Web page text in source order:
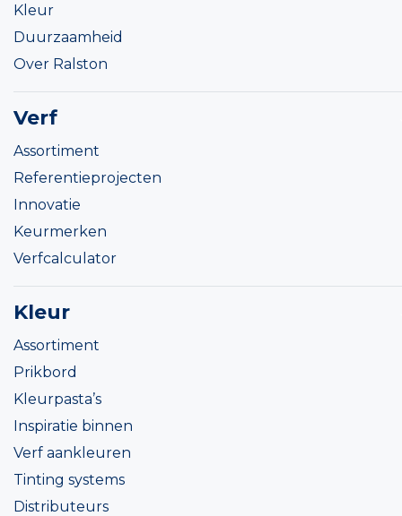
Kleur
Duurzaamheid
Over Ralston
Verf
Assortiment
Referentieprojecten
Innovatie
Keurmerken
Verfcalculator
Kleur
Assortiment
Prikbord
Kleurpasta’s
Inspiratie binnen
Verf aankleuren
Tinting systems
Distributeurs